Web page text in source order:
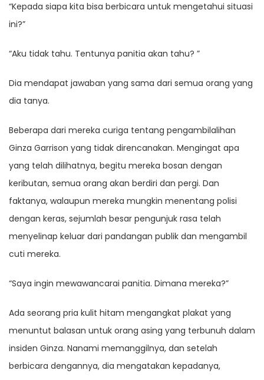
“Kepada siapa kita bisa berbicara untuk mengetahui situasi
ini?”
“Aku tidak tahu. Tentunya panitia akan tahu? ”
Dia mendapat jawaban yang sama dari semua orang yang
dia tanya.
Beberapa dari mereka curiga tentang pengambilalihan
Ginza Garrison yang tidak direncanakan. Mengingat apa
yang telah dilihatnya, begitu mereka bosan dengan
keributan, semua orang akan berdiri dan pergi. Dan
faktanya, walaupun mereka mungkin menentang polisi
dengan keras, sejumlah besar pengunjuk rasa telah
menyelinap keluar dari pandangan publik dan mengambil
cuti mereka.
“Saya ingin mewawancarai panitia. Dimana mereka?”
Ada seorang pria kulit hitam mengangkat plakat yang
menuntut balasan untuk orang asing yang terbunuh dalam
insiden Ginza. Nanami memanggilnya, dan setelah
berbicara dengannya, dia mengatakan kepadanya,